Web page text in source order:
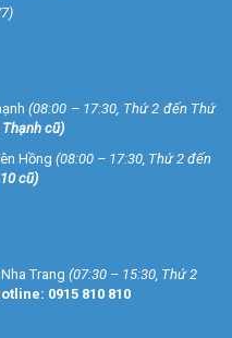
(08:00 – 17:30, Thứ 2 đến Thứ
Thạnh cũ)
Hồng (08:00 – 17:30, Thứ 2 đến
cũ)
Trang (07:30 – 15:30, Thứ 2
0915 810 810